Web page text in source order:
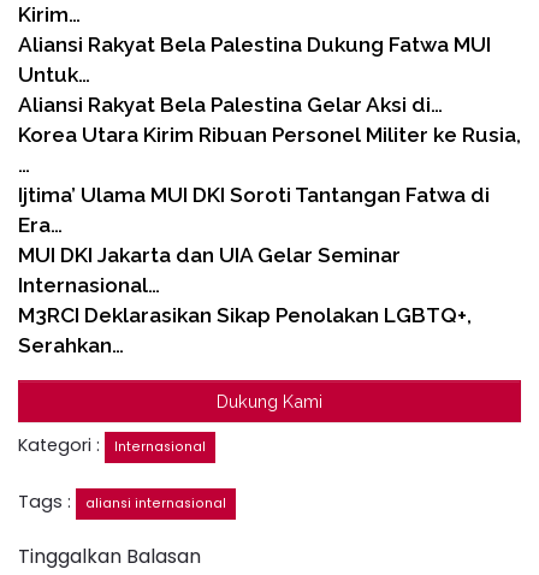
Kirim…
Aliansi Rakyat Bela Palestina Dukung Fatwa MUI
Untuk…
Aliansi Rakyat Bela Palestina Gelar Aksi di…
Korea Utara Kirim Ribuan Personel Militer ke Rusia,
…
Ijtima’ Ulama MUI DKI Soroti Tantangan Fatwa di
Era…
MUI DKI Jakarta dan UIA Gelar Seminar
Internasional…
M3RCI Deklarasikan Sikap Penolakan LGBTQ+,
Serahkan…
Dukung Kami
Kategori : Internasional
Tags : aliansi internasional
Tinggalkan Balasan